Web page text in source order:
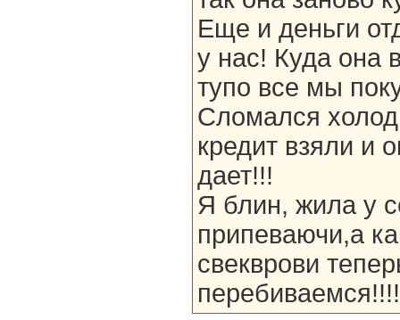
Еще и деньги
у нас! Куда она
тупо все мы
Сломался
кредит взяли и
дает!!!
Я блин, жила у
припеваючи,а
свекврови
перебиваемся!!!!